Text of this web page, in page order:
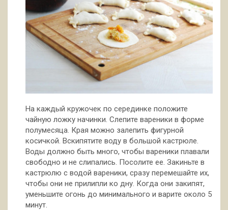
На каждый кружочек по серединке положите
чайную ложку начинки. Слепите вареники в форме
полумесяца. Края можно залепить фигурной
косичкой. Вскипятите воду в большой кастрюле.
Воды должно быть много, чтобы вареники плавали
свободно и не слипались. Посолите ее. Закиньте в
кастрюлю с водой вареники, сразу перемешайте их,
чтобы они не прилипли ко дну. Когда они закипят,
уменьшите огонь до минимального и варите около 5
минут.